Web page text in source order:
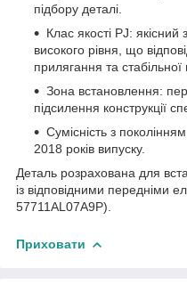
підбору деталі.
Клас якості PJ:
високого рівня, що
прилягання та стабільної
Зона встановлення:
підсилення конструкції
Сумісність з
2018 років випуску.
Деталь розрахована для
із відповідними передніми
57711AL07A9P).
Приховати